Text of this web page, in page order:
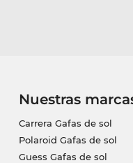
Nuestras
Carrera Gafas de sol
Polaroid Gafas de sol
Guess Gafas de sol